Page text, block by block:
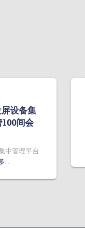
设备集
间会
中管理平台
…